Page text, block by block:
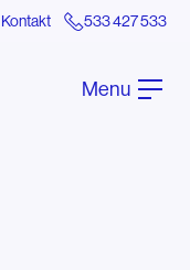
Kontakt 533 427 533
Menu